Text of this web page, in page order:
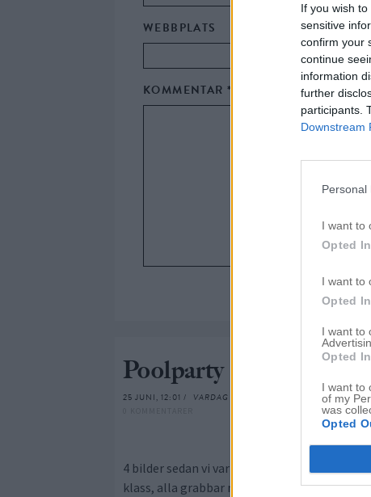
If you wish
sensitive
confirm your
continue
information
further
participants.
Downstream
Personal
I want to
Opted In
I want to
Opted In
I want to
Opted In
I want to
of my
was
Opted
KOMMENTAR*
WEBBPLATS
Poolparty
25 JUNI, 12:01 / VARDAG
4 bilder sedan vi var hemma hos Johanna
klass, alla grabbar man i vanliga fall inte